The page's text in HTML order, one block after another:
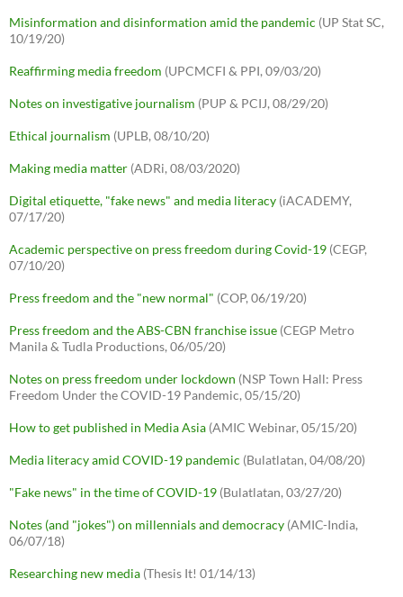
Misinformation and disinformation amid the pandemic (UP Stat SC,
10/19/20)
Reaffirming media freedom (UPCMCFI & PPI, 09/03/20)
Notes on investigative journalism (PUP & PCIJ, 08/29/20)
Ethical journalism (UPLB, 08/10/20)
Making media matter (ADRi, 08/03/2020)
Digital etiquette, "fake news" and media literacy (iACADEMY,
07/17/20)
Academic perspective on press freedom during Covid-19 (CEGP,
07/10/20)
Press freedom and the "new normal" (COP, 06/19/20)
Press freedom and the ABS-CBN franchise issue (CEGP Metro
Manila & Tudla Productions, 06/05/20)
Notes on press freedom under lockdown (NSP Town Hall: Press
Freedom Under the COVID-19 Pandemic, 05/15/20)
How to get published in Media Asia (AMIC Webinar, 05/15/20)
Media literacy amid COVID-19 pandemic (Bulatlatan, 04/08/20)
"Fake news" in the time of COVID-19 (Bulatlatan, 03/27/20)
Notes (and "jokes") on millennials and democracy (AMIC-India,
06/07/18)
Researching new media (Thesis It! 01/14/13)